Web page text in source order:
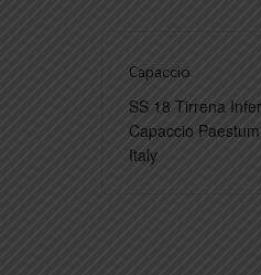
Capaccio
SS 18 Tirrena
Capaccio Paestum
Italy